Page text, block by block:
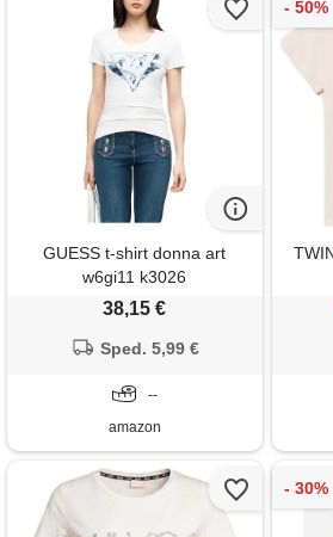
GUESS t-shirt donna art
w6gi11 k3026
38,15 €
Sped. 5,99 €
--
amazon